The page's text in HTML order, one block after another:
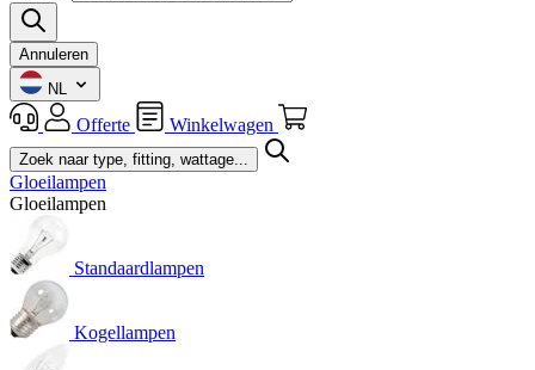
Annuleren
NL
Offerte Winkelwagen
Gloeilampen
Gloeilampen
Standaardlampen
Kogellampen